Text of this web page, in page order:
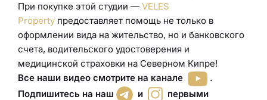
При покупке этой студии — VELES
Property предоставляет помощь не только в
оформлении вида на жительство, но и банковского
счета, водительского удостоверения и
медицинской страховки на Северном Кипре!
Все наши видео смотрите на канале
.
Подпишитесь на наш
и
первыми